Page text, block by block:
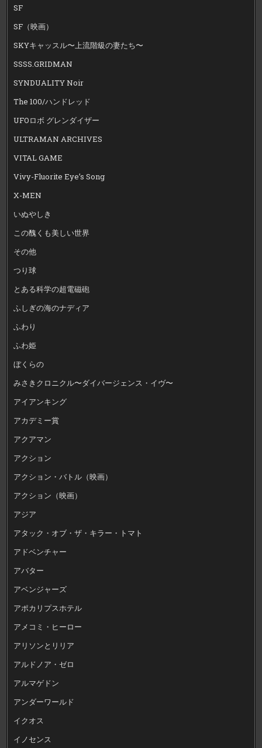
SF
SF（映画）
SKYキャッスル〜上流階級の妻たち〜
SSSS.GRIDMAN
SYNDUALITY Noir
The 100/ハンドレッド
UFOロボ グレンダイザー
ULTRAMAN ARCHIVES
VITAL GAME
Vivy-Fluorite Eye’s Song
X-MEN
いぬやしき
この醜くも美しい世界
その他
つり球
とある科学の超電磁砲
ふしぎの海のナディア
ふわり
ふわ姫
ぼくらの
みさきクロニクル〜ダイバージェンス・イヴ〜
アイアンキング
アカデミー賞
アクアマン
アクション
アクション・バトル（映画）
アクション（映画）
アジア
アタック・オブ・ザ・キラー・トマト
アドベンチャー
アバター
アベンジャーズ
アポカリプスホテル
アメコミ・ヒーロー
アリソンとリリア
アルドノア・ゼロ
アルマゲドン
アンダーワールド
イクオス
イノセンス